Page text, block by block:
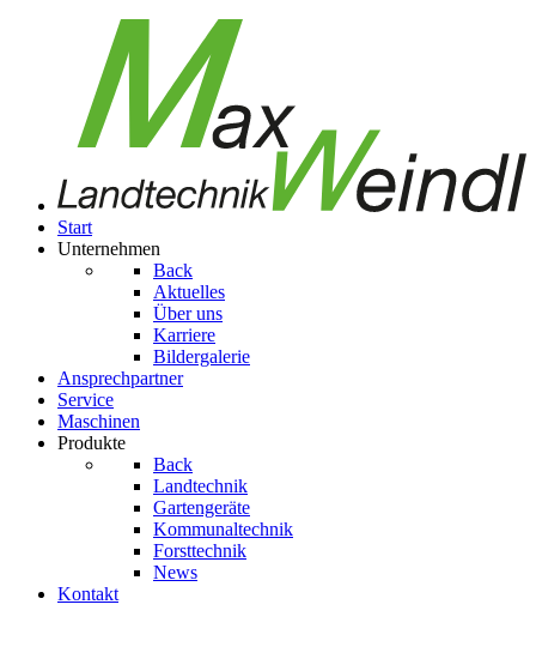
Start
Unternehmen
Back
Aktuelles
Über uns
Karriere
Bildergalerie
Ansprechpartner
Service
Maschinen
Produkte
Back
Landtechnik
Gartengeräte
Kom­mu­nal­tech­nik
Forsttechnik
News
Kontakt